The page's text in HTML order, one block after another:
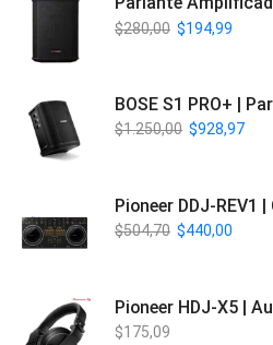
$280,00 $194,99
$1.250,00 $928,97
$504,70 $440,00
$175,09